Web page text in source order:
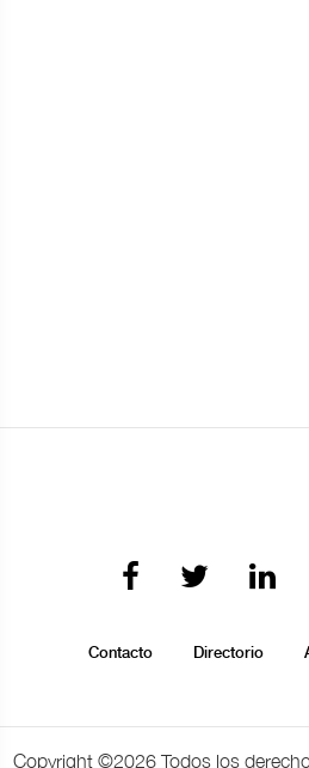
Contacto Directorio
Copyright ©2026 Todos los